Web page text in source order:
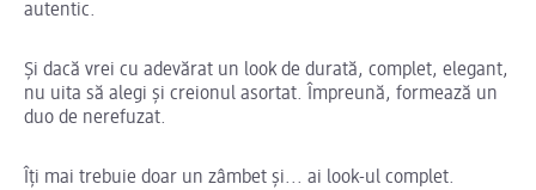
autentic.
Și dacă vrei cu adevărat un look de durată, complet, elegant,
nu uita să alegi și creionul asortat. Împreună, formează un
duo de nerefuzat.
Îți mai trebuie doar un zâmbet și... ai look-ul complet.